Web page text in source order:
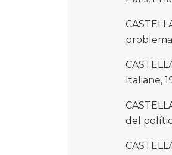
Italiane,
del